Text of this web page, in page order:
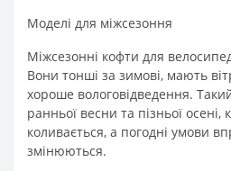
Моделі для міжсезоння
Міжсезонні кофти для
Вони тонші за зимові, мають
хороше вологовідведення.
ранньої весни та пізньої
коливається, а погодні умови
змінюються.